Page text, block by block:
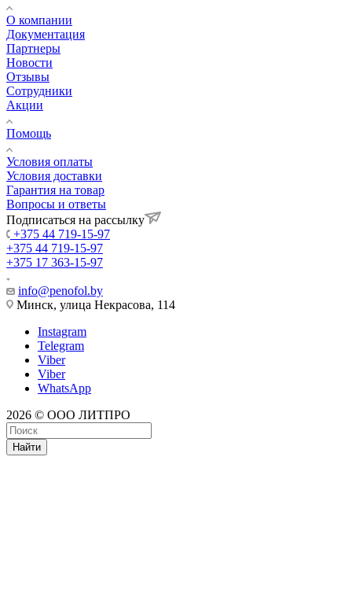
О компании
Документация
Партнеры
Новости
Отзывы
Сотрудники
Акции
Помощь
Условия оплаты
Условия доставки
Гарантия на товар
Вопросы и ответы
Подписаться на рассылку
+375 44 719-15-97
+375 44 719-15-97
+375 17 363-15-97
info@penofol.by
Минск, улица Некрасова, 114
Instagram
Telegram
Viber
Viber
WhatsApp
2026 © ООО ЛИТПРО
Найти